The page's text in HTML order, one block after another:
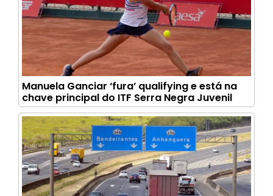
Manuela Ganciar ‘fura’ qualifying e está na
chave principal do ITF Serra Negra Juvenil